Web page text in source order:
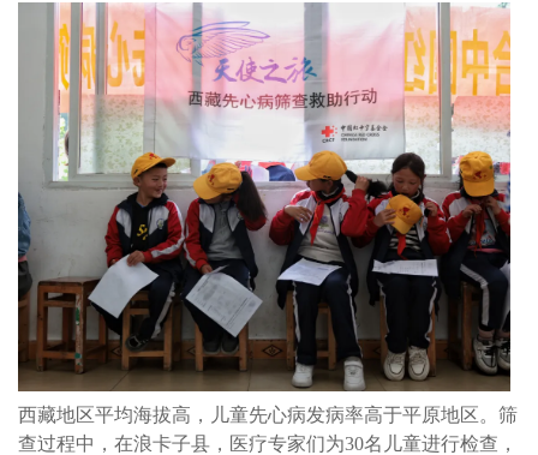
西藏地区平均海拔高，儿童先心病发病率高于平原地区。筛
查过程中，在浪卡子县，医疗专家们为30名儿童进行检查，